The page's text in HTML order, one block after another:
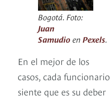
Bogotá. Foto:
Juan
Samudioen Pexels
En el mejor de los
casos, cada funcionario
siente que es su deber